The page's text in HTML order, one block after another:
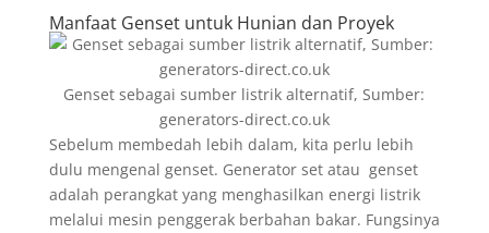
Manfaat Genset untuk Hunian dan Proyek
Genset sebagai sumber listrik alternatif, Sumber:
generators-direct.co.uk
Sebelum membedah lebih dalam, kita perlu lebih
dulu mengenal genset. Generator set atau genset
adalah perangkat yang menghasilkan energi listrik
melalui mesin penggerak berbahan bakar. Fungsinya